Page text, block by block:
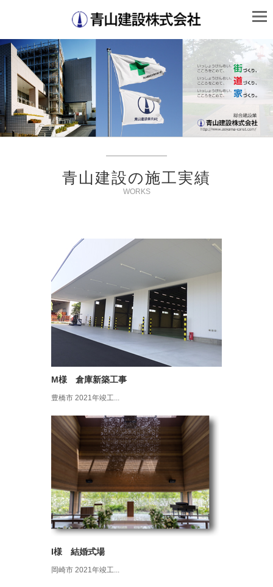
青山建設の施工実績
WORKS
M様 倉庫新築工事
豊橋市 2021年竣工...
I様 結婚式場
岡崎市 2021年竣工...